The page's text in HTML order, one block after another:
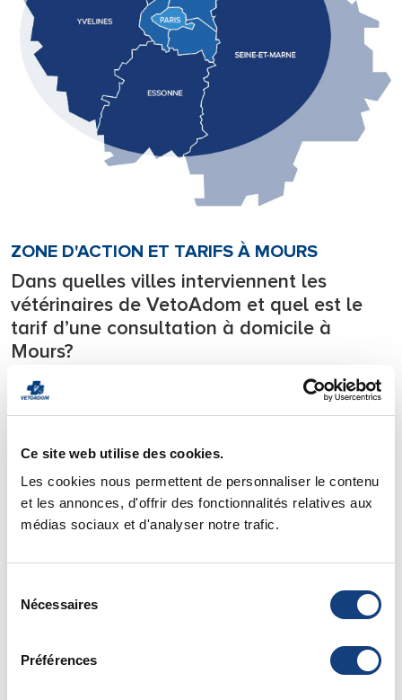
Ce site web utilise des cookies.
Les cookies nous permettent de personnaliser le contenu
et les annonces, d'offrir des fonctionnalités relatives aux
médias sociaux et d'analyser notre trafic.
Nécessaires
Préférences
ZONE D'ACTION ET TARIFS À MOURS
Dans quelles villes interviennent les
vétérinaires de VetoAdom et quel est le
tarif d’une consultation à domicile à
Mours?
Notre équipe de vétérinaires se déplace 24h/24sur tous les
départements l’Ile de France.
domicile avec tout le matériel nécessaire à la prise en
charge des urgences et soignons votre animal de compagnie
directement chez lui.
d’intervention vous pouvez consulter notre page dezone
Vous y trouverez également
de nos déplacements
Urgence Vétérinaire Paris - 75